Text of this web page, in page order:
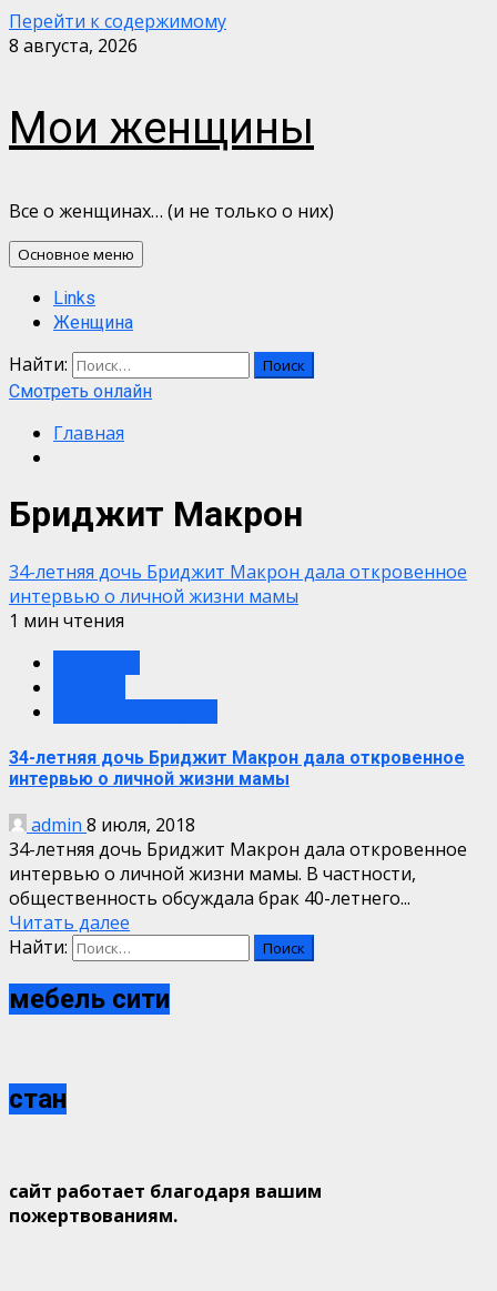
Перейти к содержимому
8 августа, 2026
Мои женщины
Все о женщинах… (и не только о них)
Основное меню
Links
Женщина
Найти:
Смотреть онлайн
Главная
Бриджит Макрон
34-летняя дочь Бриджит Макрон дала откровенное
интервью о личной жизни мамы
1 мин чтения
34-летняя дочь Бриджит Макрон дала откровенное
интервью о личной жизни мамы
admin 8 июля, 2018
34-летняя дочь Бриджит Макрон дала откровенное
интервью о личной жизни мамы. В частности,
общественность обсуждала брак 40-летнего...
Читать далее
Найти:
мебель сити
стан
сайт работает благодаря вашим
пожертвованиям.